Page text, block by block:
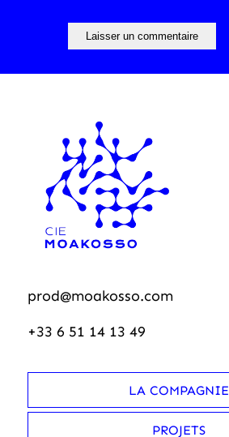
prod@moakosso.com
+33 6 51 14 13 49
LA COMPAGNIE
PROJETS